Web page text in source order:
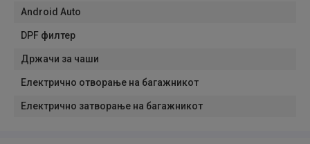
Android Auto
DPF филтер
Држачи за чаши
Електрично отворање на багажникот
Електрично затворање на багажникот